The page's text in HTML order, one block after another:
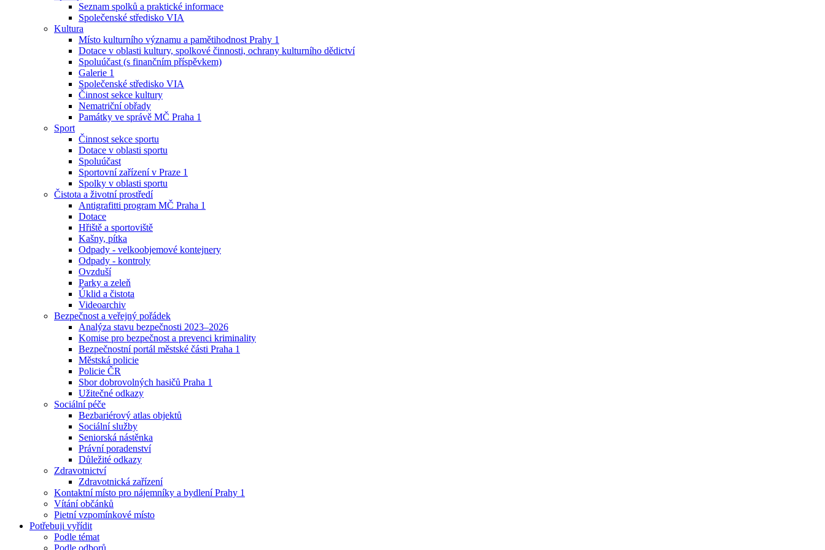
Seznam spolků a praktické informace
Společenské středisko VIA
Kultura
Místo kulturního významu a pamětihodnost Prahy 1
Dotace v oblasti kultury, spolkové činnosti, ochrany kulturního dědictví
Spoluúčast (s finančním příspěvkem)
Galerie 1
Společenské středisko VIA
Činnost sekce kultury
Nematriční obřady
Památky ve správě MČ Praha 1
Sport
Činnost sekce sportu
Dotace v oblasti sportu
Spoluúčast
Sportovní zařízení v Praze 1
Spolky v oblasti sportu
Čistota a životní prostředí
Antigrafitti program MČ Praha 1
Dotace
Hřiště a sportoviště
Kašny, pítka
Odpady - velkoobjemové kontejnery
Odpady - kontroly
Ovzduší
Parky a zeleň
Úklid a čistota
Videoarchiv
Bezpečnost a veřejný pořádek
Analýza stavu bezpečnosti 2023–2026
Komise pro bezpečnost a prevenci kriminality
Bezpečnostní portál městské části Praha 1
Městská policie
Policie ČR
Sbor dobrovolných hasičů Praha 1
Užitečné odkazy
Sociální péče
Bezbariérový atlas objektů
Sociální služby
Seniorská nástěnka
Právní poradenství
Důležité odkazy
Zdravotnictví
Zdravotnická zařízení
Kontaktní místo pro nájemníky a bydlení Prahy 1
Vítání občánků
Pietní vzpomínkové místo
Potřebuji vyřídit
Podle témat